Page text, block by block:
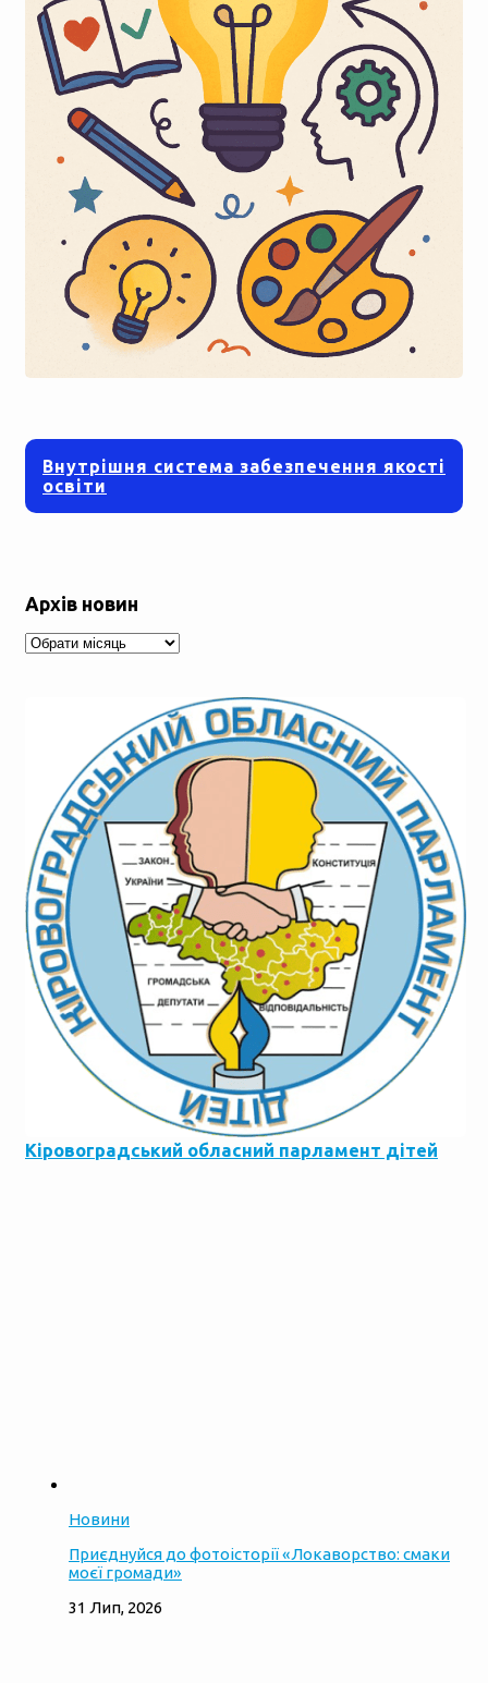
Внутрішня система забезпечення якості
освіти
Архів новин
Архів
новин
Кіровоградський обласний парламент дітей
Новини
Приєднуйся до фотоісторії «Локаворство: смаки
моєї громади»
31 Лип, 2026